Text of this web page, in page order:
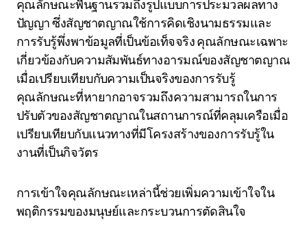
คุณลักษณะพื้นฐานรวมถึงรูปแบบการประมวลผลทาง
ปัญญา ซึ่งสัญชาตญาณใช้การคิดเชิงนามธรรมและ
การรับรู้พึ่งพาข้อมูลที่เป็นข้อเท็จจริง คุณลักษณะเฉพาะ
เกี่ยวข้องกับความสัมพันธ์ทางอารมณ์ของสัญชาตญาณ
เมื่อเปรียบเทียบกับความเป็นจริงของการรับรู้
คุณลักษณะที่หายากอาจรวมถึงความสามารถในการ
ปรับตัวของสัญชาตญาณในสถานการณ์ที่คลุมเครือเมื่อ
เปรียบเทียบกับแนวทางที่มีโครงสร้างของการรับรู้ใน
งานที่เป็นกิจวัตร
การเข้าใจคุณลักษณะเหล่านี้ช่วยเพิ่มความเข้าใจใน
พฤติกรรมของมนุษย์และกระบวนการตัดสินใจ